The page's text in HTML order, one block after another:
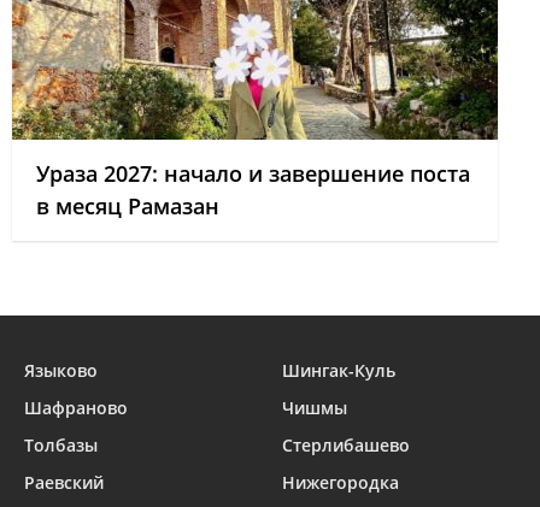
Ураза 2027: начало и завершение поста
в месяц Рамазан
Языково
Шингак-Куль
Шафраново
Чишмы
Толбазы
Стерлибашево
Раевский
Нижегородка